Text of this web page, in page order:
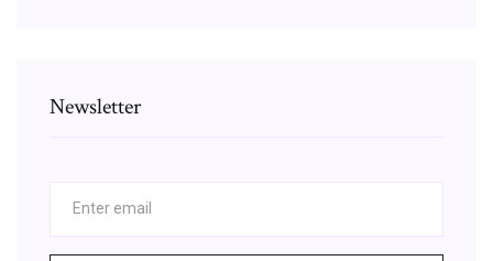
Newsletter